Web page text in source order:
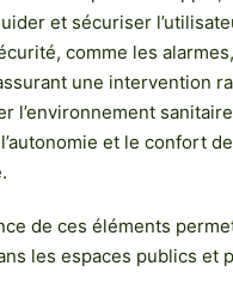
et sécuriser
comme les
une intervention
l’environnement
et le confort
de ces éléments
les espaces publics et